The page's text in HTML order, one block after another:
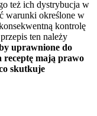
też ich dystrybucja w
warunki określone w
kontrolę
ten należy
uprawnione do
receptę mają prawo
skutkuje